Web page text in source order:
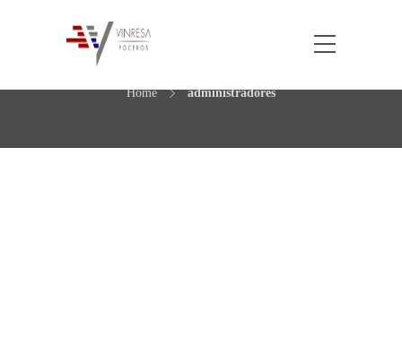
Etiqueta: administradores
Home administradores